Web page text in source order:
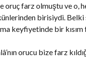
oruç farz olmuştu ve o,
birisiydi. Belki
keyfiyetinde bir kısım
orucu bize farz